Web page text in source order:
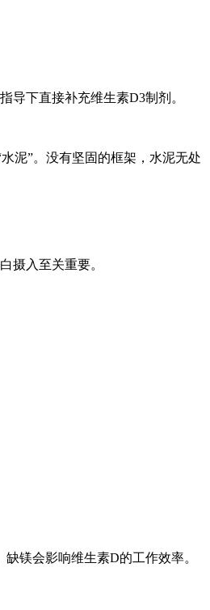
导下直接补充维生素D3制剂。
泥”。没有坚固的框架，水泥无处
摄入至关重要。
镁会影响维生素D的工作效率。